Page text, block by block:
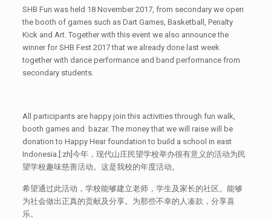
SHB Fun was held 18 November 2017, from secondary we open
the booth of games such as Dart Games, Basketball, Penalty
Kick and Art. Together with this event we also announce the
winner for SHB Fest 2017 that we already done last week
together with dance performance and band performance from
secondary students.
All participants are happy join this activities through fun walk,
booth games and bazar. The money that we will raise will be
donation to Happy Hear foundation to build a school in east
Indonesia.[:zh]今年，现代山庄民望学校举办很有意义的活动为民
望学校趣味慈善活动。这是我校的年度活动。
希望通过此活动，学校能够建立老师，学生及家长的社区。能够
为社会做出正真的贡献及分享。为那些不幸的人凑款，分享喜
乐。